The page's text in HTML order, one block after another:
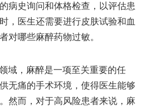
病史询问和体格检查，以评估患
，医生还需要进行皮肤试验和血
对哪些麻醉药物过敏。
域，麻醉是一项至关重要的任
无痛的手术环境，使得医生能够
然而，对于高风险患者来说，麻